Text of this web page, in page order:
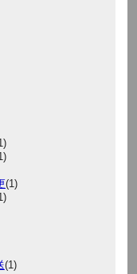
(1)
(1)